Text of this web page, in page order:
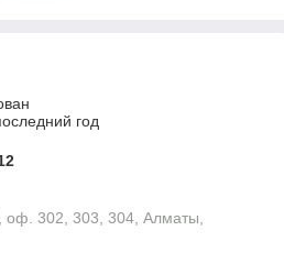
КГ-ХЛ:
исполнения кабеля
с холодным климатом.
год
оф. 302, 303, 304, Алматы,